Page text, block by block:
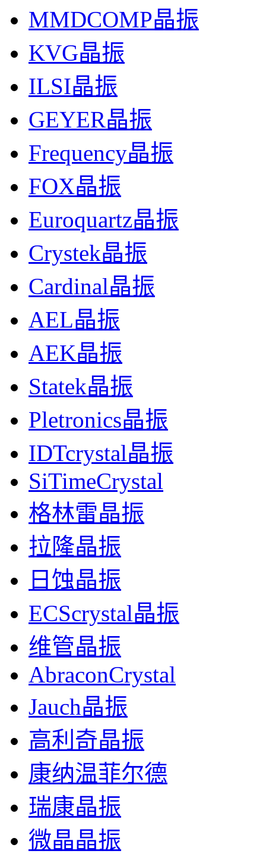
ILSI低损耗晶体,ILCX07-FF3F16-9.984MHz倒车影像晶
MMDCOMP晶振
KVG晶振
ILSI晶振
GEYER晶振
Frequency晶振
FOX晶振
Euroquartz晶振
Crystek晶振
Cardinal晶振
AEL晶振
AEK晶振
Statek晶振
Pletronics晶振
IDTcrystal晶振
SiTimeCrystal
格林雷晶振
拉隆晶振
日蚀晶振
ECScrystal晶振
维管晶振
AbraconCrystal
Jauch晶振
高利奇晶振
康纳温菲尔德
瑞康晶振
微晶晶振